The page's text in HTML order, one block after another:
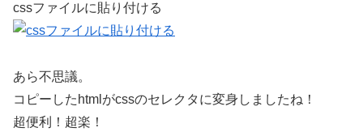
cssファイルに貼り付ける
あら不思議。
コピーしたhtmlがcssのセレクタに変身しましたね！
超便利！超楽！